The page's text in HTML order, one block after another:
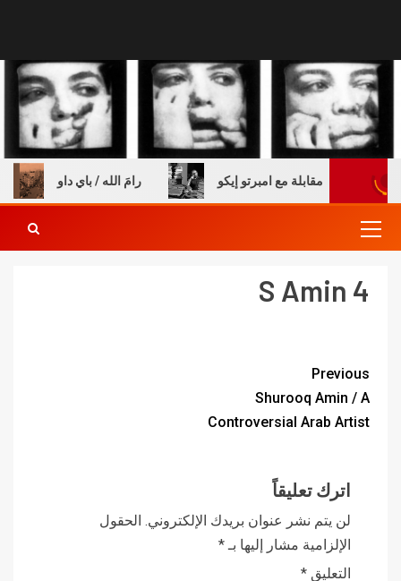
رامَ الله / باي داو والكتب – مقابلة مع امبرتو إيكو
S Amin 4
Previous
Shurooq Amin / A
Controversial Arab Artist
اترك تعليقاً
لن يتم نشر عنوان بريدك الإلكتروني. الحقول
الإلزامية مشار إليها بـ*
التعليق *